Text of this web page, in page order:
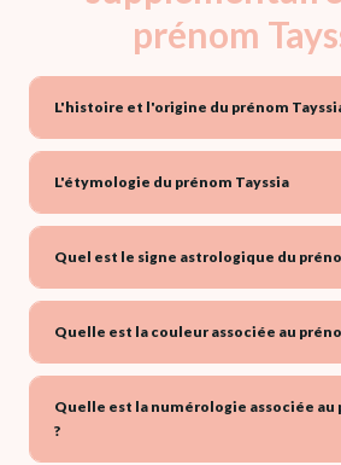
prénom
L'histoire et l'origine du prénom
L'étymologie du prénom Tayssia
Quel est le signe astrologique du
Quelle est la couleur associée au
Quelle est la numérologie associée au
?